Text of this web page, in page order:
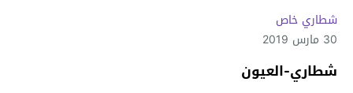
شطاري خاص
30 مارس 2019
شطاري-العيون